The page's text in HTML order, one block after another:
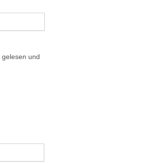
gelesen und